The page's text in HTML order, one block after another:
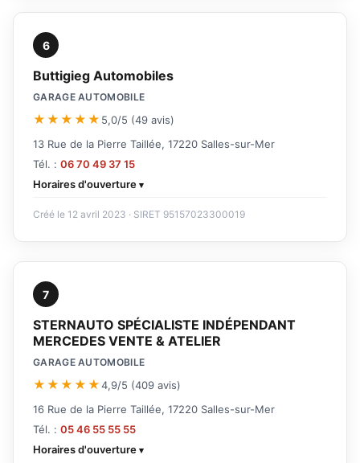
6
Buttigieg Automobiles
GARAGE AUTOMOBILE
★★★★★ 5,0/5 (49 avis)
13 Rue de la Pierre Taillée, 17220 Salles-sur-Mer
Tél. : 06 70 49 37 15
Horaires d'ouverture
Créé le 12 avril 2023 · SIRET 95157023300019
7
STERNAUTO SPÉCIALISTE INDÉPENDANT
MERCEDES VENTE & ATELIER
GARAGE AUTOMOBILE
★★★★★4,9/5 (409 avis)
16 Rue de la Pierre Taillée, 17220 Salles-sur-Mer
Tél. : 05 46 55 55 55
Horaires d'ouverture